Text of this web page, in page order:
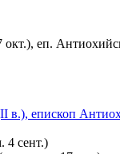
окт.), еп.
в.), епископ
4 сент.)